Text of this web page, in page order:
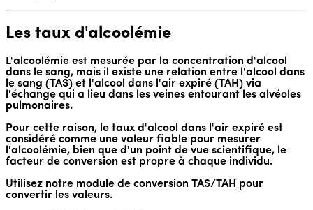
Les taux d'alcoolémie
L'alcoolémie est mesurée par la concentration d'alcool
dans le sang, mais il existe une relation entre l'alcool dans
le sang (TAS) et l'alcool dans l'air expiré (TAH) via
l'échange qui a lieu dans les veines entourant les alvéoles
pulmonaires.
Pour cette raison, le taux d'alcool dans l'air expiré est
considéré comme une valeur fiable pour mesurer
l'alcoolémie, bien que d'un point de vue scientifique, le
facteur de conversion est propre à chaque individu.
Utilisez notre module de conversion TAS/TAH pour
convertir les valeurs.